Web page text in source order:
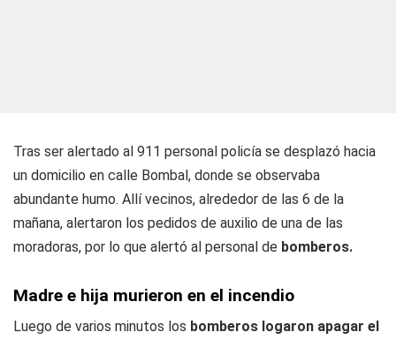
Tras ser alertado al 911 personal policía se desplazó hacia
un domicilio en calle Bombal, donde se observaba
abundante humo. Allí vecinos, alrededor de las 6 de la
mañana, alertaron los pedidos de auxilio de una de las
moradoras, por lo que alertó al personal de bomberos.
Madre e hija murieron en el incendio
Luego de varios minutos los bomberos logaron apagar el